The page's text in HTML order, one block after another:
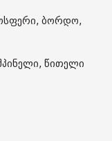
ბორდო,
წითელი